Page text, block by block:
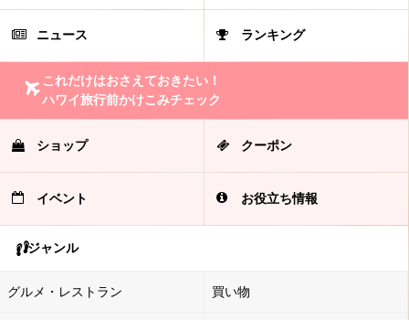
ニュース ランキング
これだけはおさえておきたい！
ハワイ旅行前かけこみチェック
ショップ クーポン
イベント お役立ち情報
ジャンル
グルメ・レストラン 買い物